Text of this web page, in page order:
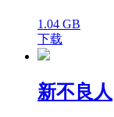
1.04 GB
下载
新不良人